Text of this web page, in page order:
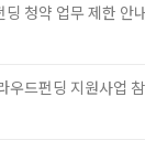
딩 청약 업무 제한
우드펀딩 지원사업